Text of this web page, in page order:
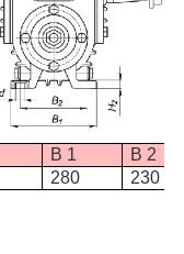
B 1
B 2
280 230